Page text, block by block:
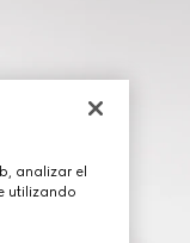
analizar el
utilizando